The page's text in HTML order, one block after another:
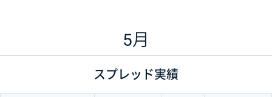
5月
スプレッド実績